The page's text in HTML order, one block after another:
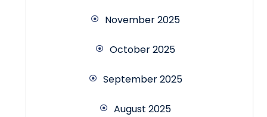
November 2025
October 2025
September 2025
August 2025